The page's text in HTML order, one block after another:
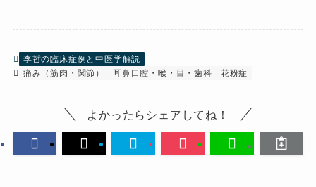
李哲の臨床症例と中医学解説
痛み（筋肉・関節）
耳鼻口腔・喉・目・歯科 花粉症
よかったらシェアしてね！